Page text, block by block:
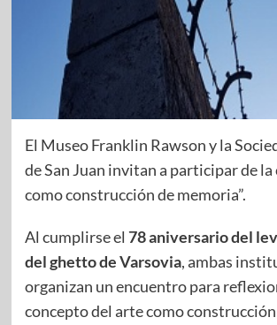
El Museo Franklin Rawson y la
de San Juan invitan a participar de la
como construcción de memoria”.
Al cumplirse el 78 aniversario del
del ghetto de Varsovia, ambas
organizan un encuentro para
concepto del arte como